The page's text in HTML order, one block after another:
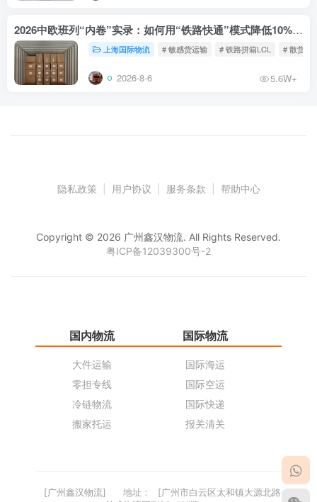
2026中欧班列“内卷”实录：如何用“铁路快通”模式降低10%物流成本？
上海国际物流 # 敏感货运输 # 铁路拼箱LCL # 散货铁
2026-8-6 5.6W+
隐私政策 用户协议 服务条款 帮助中心
Copyright © 2026 广州鑫汉物流. All Rights Reserved.
粤ICP备12039300号-2
国内物流
大件运输
零担专线
冷链物流
搬家托运
国际物流
国际海运
国际空运
国际快递
报关清关
[广州鑫汉物流] 地址：
[广州市白云区太和镇大源北路